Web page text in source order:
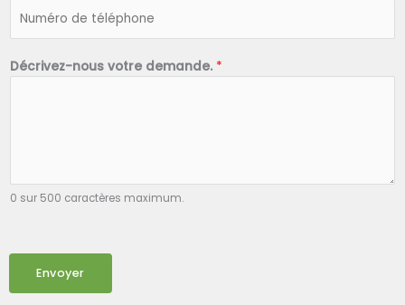
Décrivez-nous votre demande. *
0 sur 500 caractères maximum.
Envoyer